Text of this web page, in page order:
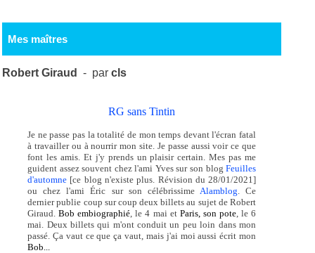
Mes maîtres
Robert Giraud - parcls
RG sans Tintin
Je ne passe pas la totalité de mon temps devant l'écran fatal
à travailler ou à nourrir mon site. Je passe aussi voir ce que
font les amis. Et j'y prends un plaisir certain. Mes pas me
guident assez souvent chez l'ami Yves sur son blogFeuilles
d'automne [ce blog n'existe plus. Révision du 28/01/2021]
ou chez l'ami Éric sur son célébrissime Alamblog . Ce
dernier publie coup sur coup deux billets au sujet de Robert
Giraud.Bob embiographié , le 4 mai et Paris, son pote, le 6
mai. Deux billets qui m'ont conduit un peu loin dans mon
passé. Ça vaut ce que ça vaut, mais j'ai moi aussi écrit mon
Bob...